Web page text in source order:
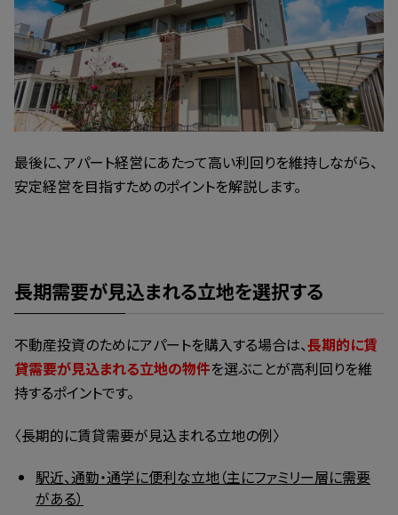
最後に、アパート経営にあたって高い利回りを維持しながら、
安定経営を目指すためのポイントを解説します。
長期需要が見込まれる立地を選択する
不動産投資のためにアパートを購入する場合は、長期的に賃
貸需要が見込まれる立地の物件を選ぶことが高利回りを維
持するポイントです。
〈長期的に賃貸需要が見込まれる立地の例〉
駅近、通勤・通学に便利な立地（主にファミリー層に需要
がある）